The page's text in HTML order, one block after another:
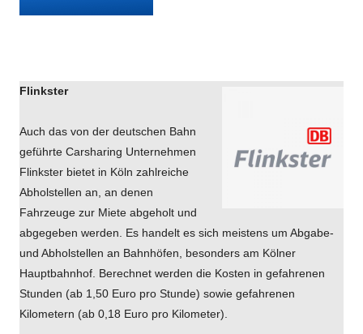
Flinkster
Auch das von der deutschen Bahn
geführte Carsharing Unternehmen
Flinkster bietet in Köln zahlreiche
Abholstellen an, an denen
Fahrzeuge zur Miete abgeholt und
abgegeben werden. Es handelt es sich meistens um Abgabe-
und Abholstellen an Bahnhöfen, besonders am Kölner
Hauptbahnhof. Berechnet werden die Kosten in gefahrenen
Stunden (ab 1,50 Euro pro Stunde) sowie gefahrenen
Kilometern (ab 0,18 Euro pro Kilometer).